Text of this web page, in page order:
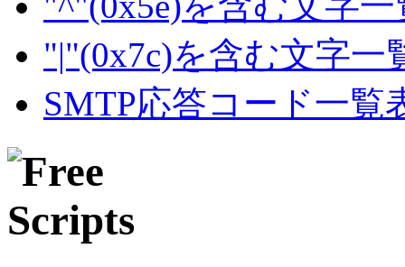
"|"(0x7c)を含む文字一
SMTP応答コード一覧